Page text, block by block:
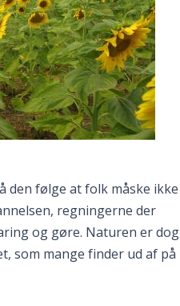
den følge at folk måske ikke
regningerne der
og gøre. Naturen er dog
som mange finder ud af på